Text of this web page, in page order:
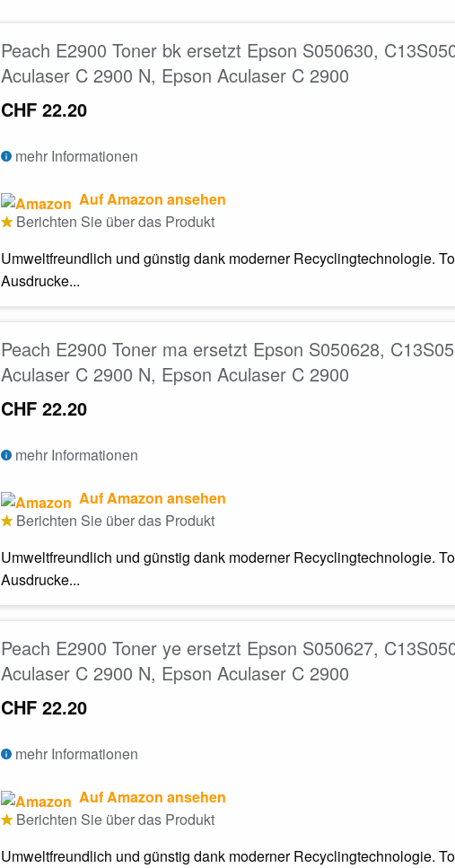
Peach E2900 Toner bk ersetzt Epson S050630,
Aculaser C 2900 N, Epson Aculaser C 2900
CHF 22.20
mehr Informationen
Auf Amazon ansehen
Berichten Sie über das Produkt
Umweltfreundlich und günstig dank moderner Recyclingtechnologie.
Ausdrucke...
Peach E2900 Toner ma ersetzt Epson S050628,
Aculaser C 2900 N, Epson Aculaser C 2900
CHF 22.20
mehr Informationen
Auf Amazon ansehen
Berichten Sie über das Produkt
Umweltfreundlich und günstig dank moderner Recyclingtechnologie.
Ausdrucke...
Peach E2900 Toner ye ersetzt Epson S050627,
Aculaser C 2900 N, Epson Aculaser C 2900
CHF 22.20
mehr Informationen
Auf Amazon ansehen
Berichten Sie über das Produkt
Umweltfreundlich und günstig dank moderner Recyclingtechnologie.